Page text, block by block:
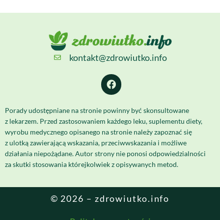
kontakt@zdrowiutko.info
Porady udostępniane na stronie powinny być skonsultowane
z lekarzem. Przed zastosowaniem każdego leku, suplementu diety,
wyrobu medycznego opisanego na stronie należy zapoznać się
z ulotką zawierającą wskazania, przeciwwskazania i możliwe
działania niepożądane. Autor strony nie ponosi odpowiedzialności
za skutki stosowania którejkolwiek z opisywanych metod.
© 2026 – zdrowiutko.info